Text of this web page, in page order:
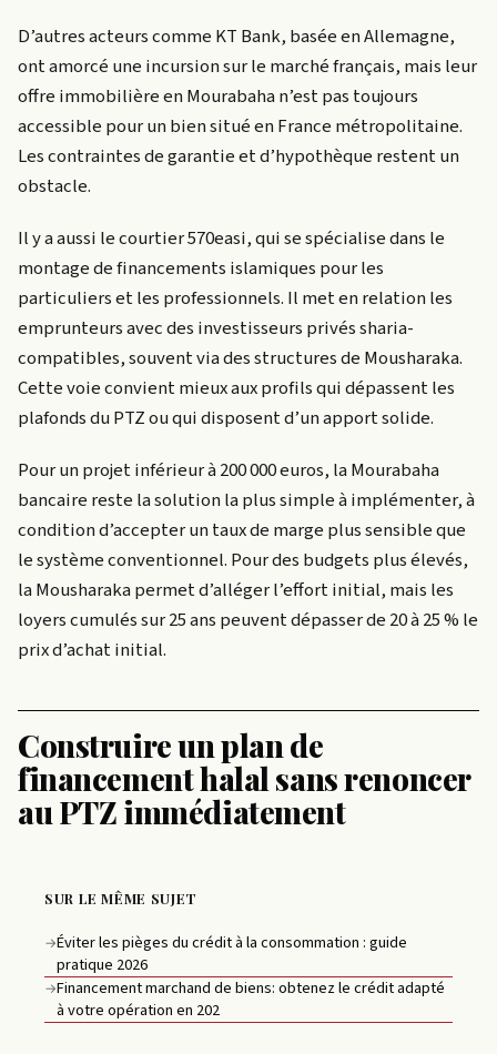
D’autres acteurs comme KT Bank, basée en Allemagne,
ont amorcé une incursion sur le marché français, mais leur
offre immobilière en Mourabaha n’est pas toujours
accessible pour un bien situé en France métropolitaine.
Les contraintes de garantie et d’hypothèque restent un
obstacle.
Il y a aussi le courtier 570easi, qui se spécialise dans le
montage de financements islamiques pour les
particuliers et les professionnels. Il met en relation les
emprunteurs avec des investisseurs privés sharia-
compatibles, souvent via des structures de Mousharaka.
Cette voie convient mieux aux profils qui dépassent les
plafonds du PTZ ou qui disposent d’un apport solide.
Pour un projet inférieur à 200 000 euros, la Mourabaha
bancaire reste la solution la plus simple à implémenter, à
condition d’accepter un taux de marge plus sensible que
le système conventionnel. Pour des budgets plus élevés,
la Mousharaka permet d’alléger l’effort initial, mais les
loyers cumulés sur 25 ans peuvent dépasser de 20 à 25 % le
prix d’achat initial.
Construire un plan de
financement halal sans renoncer
au PTZ immédiatement
SUR LE MÊME SUJET
→Éviter les pièges du crédit à la consommation : guide
pratique 2026
→Financement marchand de biens: obtenez le crédit adapté
à votre opération en 202